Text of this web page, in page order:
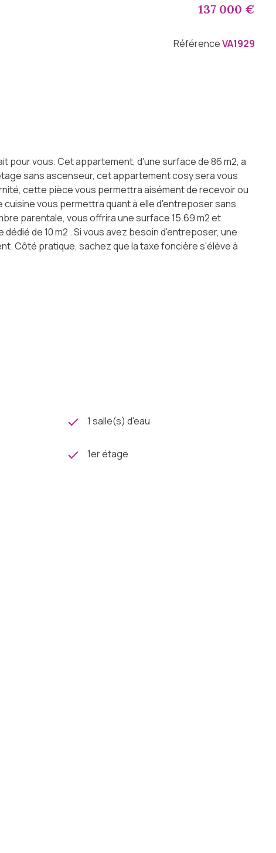
137 000 €
RéférenceVA1929
pour vous. Cet appartement, d'une surface de 86 m2, a
sans ascenseur, cet appartement cosy sera vous
cette pièce vous permettra aisément de recevoir ou
vous permettra quant à elle d'entreposer sans
parentale, vous offrira une surface 15.69 m2 et
de 10 m2 . Si vous avez besoin d'entreposer, une
Côté pratique, sachez que la taxe foncière s'élève à
1 salle(s) d'eau
1er étage